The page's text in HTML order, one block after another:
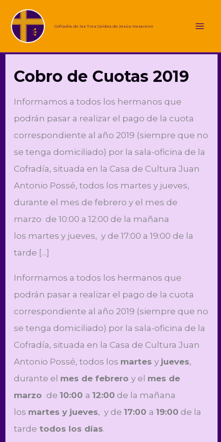
contenido
Cofradía de las Tres Caídas de Jesús Nazareno
Cobro de Cuotas 2019
Informamos a todos los hermanos que
podrán pasar a realizar el pago de la cuota
correspondiente al año 2019 (siempre que no
se tenga domiciliado) por la sala-oficina de la
Cofradía, situada en la Casa de Cultura Juan
Antonio Possé, todos los martes y jueves,
durante el mes de febrero y el mes de
marzo de 10:00 a 12:00 de la mañana
los martes y jueves, y de 17:00 a 19:00 de la
tarde […]
Informamos a todos los hermanos que
podrán pasar a realizar el pago de la cuota
correspondiente al año 2019 (siempre que no
se tenga domiciliado) por la sala-oficina de la
Cofradía, situada en la Casa de Cultura Juan
Antonio Possé, todos los martesy jueves,
durante el mes de febreroy el mes de
marzo de10:00 a12:00 de la mañana
los martes y jueves, y de17:00 a19:00 de la
tarde todos los días.